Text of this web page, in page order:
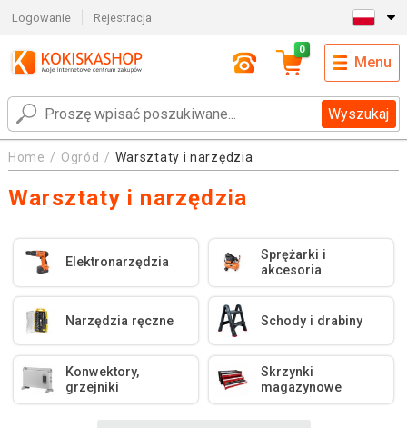
Logowanie Rejestracja
Wyszukaj
0
Menu
Home Ogród Warsztaty i narzędzia
Warsztaty i narzędzia
Elektronarzędzia
Sprężarki i
akcesoria
Narzędzia ręczne Schody i drabiny
Konwektory,
grzejniki
Skrzynki
magazynowe